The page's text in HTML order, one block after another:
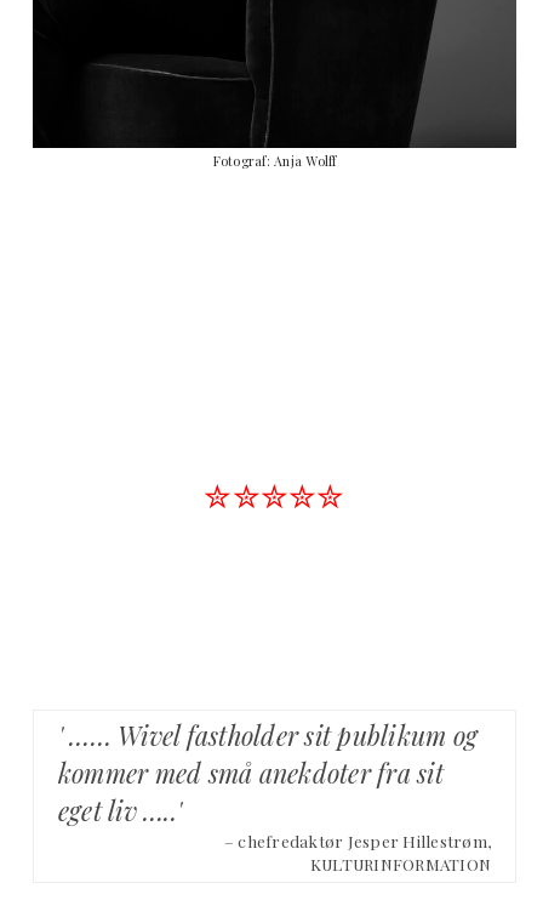
Fotograf: Anja Wolff
✮✮✮✮✮
' …… Wivel fastholder sit publikum og
kommer med små anekdoter fra sit
eget liv …..'
– chefredaktør Jesper Hillestrøm,
KULTURINFORMATION